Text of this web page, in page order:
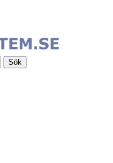
Sök